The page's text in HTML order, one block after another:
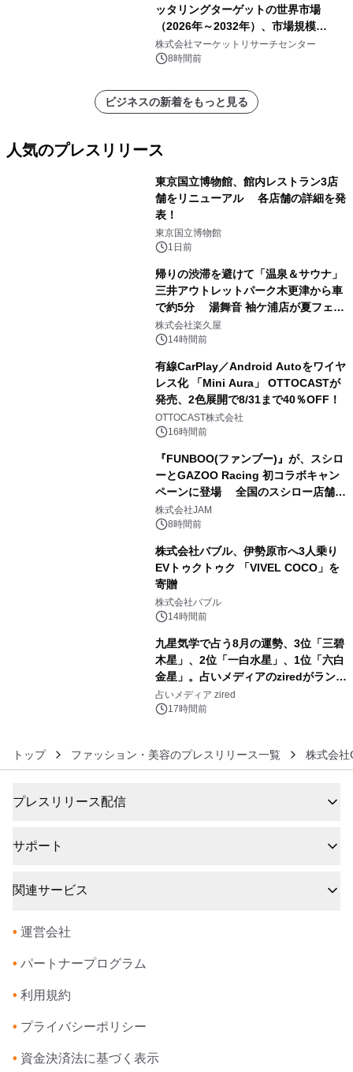
ッタリングターゲットの世界市場
（2026年～2032年）、市場規模
（0.995、0.999、その他）・分析レポ
ートを発表
株式会社マーケットリサーチセンター
8時間前
ビジネスの新着をもっと見る
人気のプレスリリース
東京国立博物館、館内レストラン3店
舗をリニューアル 各店舗の詳細を発
表！
東京国立博物館
1日前
帰りの渋滞を避けて「温泉＆サウナ」
三井アウトレットパーク木更津から車
で約5分 湯舞音 袖ケ浦店が夏フェア
メニューを提供
株式会社楽久屋
14時間前
有線CarPlay／Android Autoをワイヤ
レス化 「Mini Aura」 OTTOCASTが
発売、2色展開で8/31まで40％OFF！
OTTOCAST株式会社
16時間前
『FUNBOO(ファンブー)』が、スシロ
ーとGAZOO Racing 初コラボキャン
ペーンに登場 全国のスシロー店舗で
GR 4車種の FUNBOO(ミニカー)付き
メニューが展開されます
株式会社JAM
8時間前
株式会社バブル、伊勢原市へ3人乗り
EVトゥクトゥク 「VIVEL COCO」を
寄贈
株式会社バブル
14時間前
九星気学で占う8月の運勢、3位「三碧
木星」、2位「一白水星」、1位「六白
金星」。占いメディアのziredがランキ
ングを発表
占いメディア zired
17時間前
トップ ファッション・美容のプレスリリース一覧 株式会社
プレスリリース配信
サポート
関連サービス
• 運営会社
• パートナープログラム
• 利用規約
• プライバシーポリシー
• 資金決済法に基づく表示